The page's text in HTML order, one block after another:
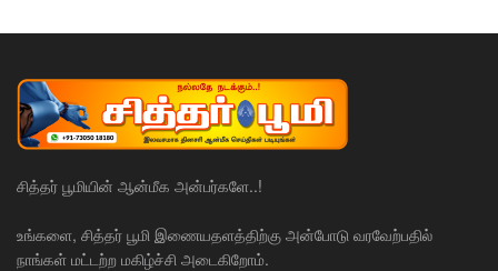
சித்தர் பூமியின் ஆன்மீக அன்பர்களே..!
உங்களை, சித்தர் பூமி இணையதளத்திற்கு அன்போடு வரவேற்பதில்
நாங்கள் மட்டற்ற மகிழ்ச்சி அடைகிறோம்.